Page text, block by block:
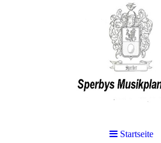
Startseite